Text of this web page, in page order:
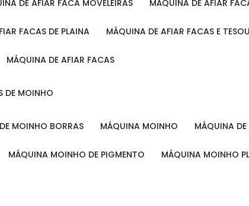
DE AFIAR FACA MOVELEIRAS MÁQUINA DE AFIAR
FACAS DE PLAINA MÁQUINA DE AFIAR FACAS E
MÁQUINA DE AFIAR FACAS
DE MOINHO
DE MOINHO BORRAS MÁQUINA MOINHO MÁQUINA
MÁQUINA MOINHO DE PIGMENTO MÁQUINA MOINHO